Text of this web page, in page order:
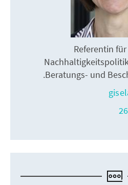
Referentin
Beratungs- und